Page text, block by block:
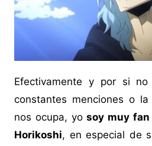
Efectivamente y por si
constantes menciones o
nos ocupa, yosoy muy fan
Horikoshi, en especial de